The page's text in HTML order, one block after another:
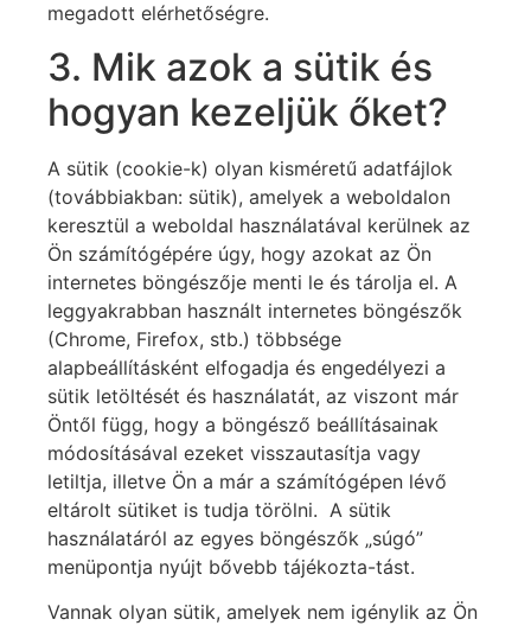
megadott elérhetőségre.
3. Mik azok a sütik és
hogyan kezeljük őket?
A sütik (cookie-k) olyan kisméretű adatfájlok
(továbbiakban: sütik), amelyek a weboldalon
keresztül a weboldal használatával kerülnek az
Ön számítógépére úgy, hogy azokat az Ön
internetes böngészője menti le és tárolja el. A
leggyakrabban használt internetes böngészők
(Chrome, Firefox, stb.) többsége
alapbeállításként elfogadja és engedélyezi a
sütik letöltését és használatát, az viszont már
Öntől függ, hogy a böngésző beállításainak
módosításával ezeket visszautasítja vagy
letiltja, illetve Ön a már a számítógépen lévő
eltárolt sütiket is tudja törölni. A sütik
használatáról az egyes böngészők „súgó”
menüpontja nyújt bővebb tájékozta-tást.
Vannak olyan sütik, amelyek nem igénylik az Ön